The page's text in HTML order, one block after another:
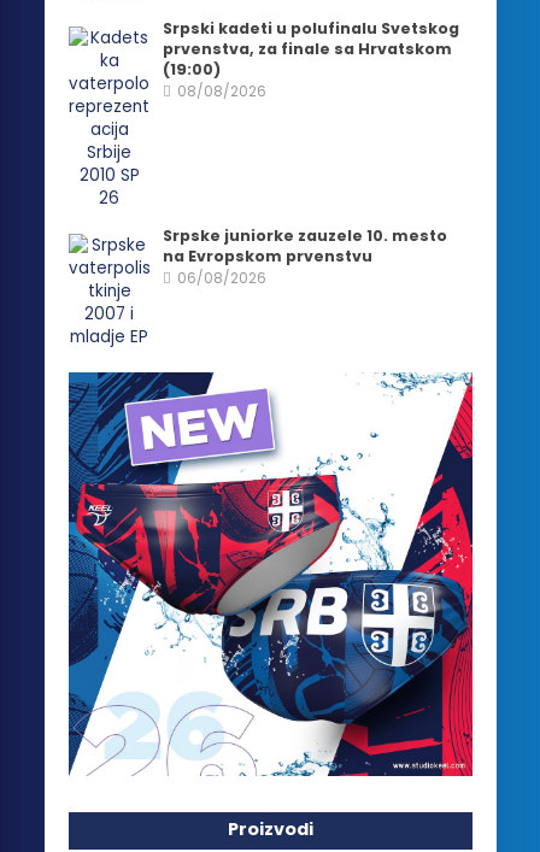
Srpski kadeti u polufinalu Svetskog
prvenstva, za finale sa Hrvatskom
(19:00)
08/08/2026
Srpske juniorke zauzele 10. mesto
na Evropskom prvenstvu
06/08/2026
Proizvodi